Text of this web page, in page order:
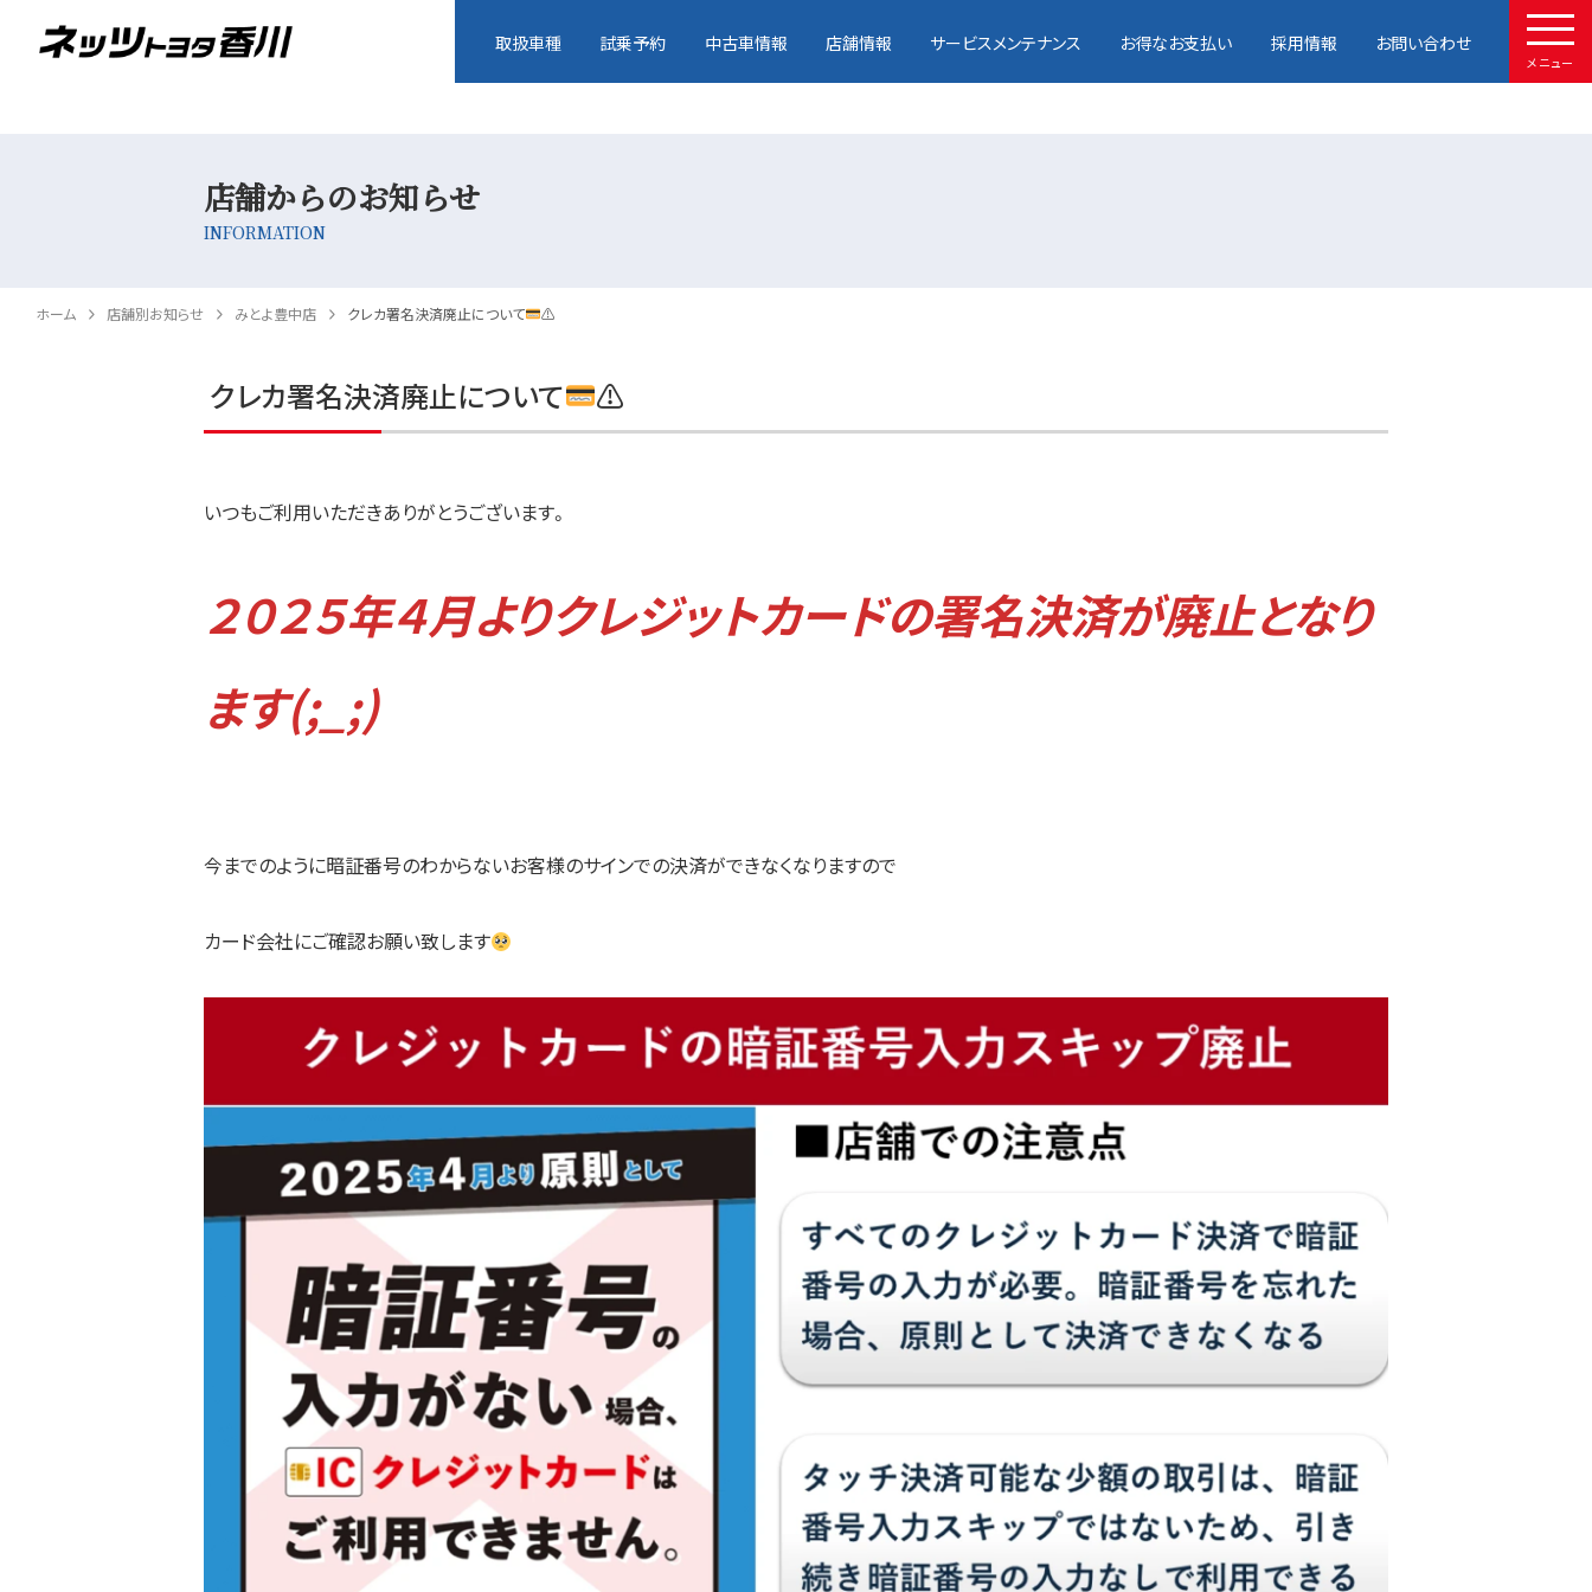
サービスメンテナンス
取扱車種 試乗予約 中古車情報 店舗情報 サービスメンテナンス お得なお支払い 採用情報 お問い合わせ
メニュー
店舗からのお知らせ
INFORMATION
ホーム 店舗別お知らせ みとよ豊中店 クレカ署名決済廃止について ⚠
クレカ署名決済廃止について ⚠
いつもご利用いただきありがとうございます。
２０２５年４月よりクレジットカードの署名決済が廃止となり
ます(;_;)
今までのように暗証番号のわからないお客様のサインでの決済ができなくなりますので
カード会社にご確認お願い致します